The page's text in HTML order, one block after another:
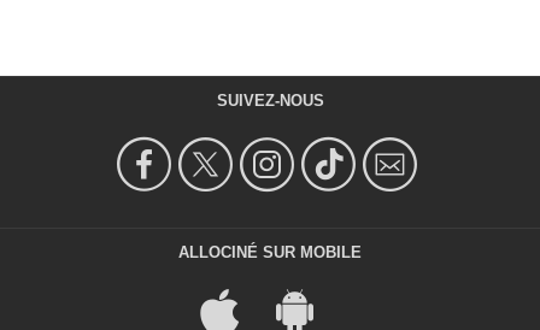
SUIVEZ-NOUS
ALLOCINÉ SUR MOBILE